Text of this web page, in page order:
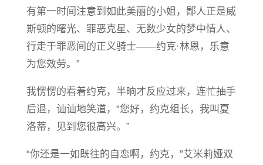
有第一时间注意到如此美丽的小姐，鄙人正是威
斯顿的曙光、罪恶克星、无数少女的梦中情人、
行走于罪恶间的正义骑士——约克·林恩，乐意
为您效劳。”
我愣愣的看着约克，半晌才反应过来，连忙抽手
后退，讪讪地笑道，“您好，约克组长，我叫夏
洛蒂，见到您很高兴。”
“你还是一如既往的自恋啊，约克，”艾米莉娅双